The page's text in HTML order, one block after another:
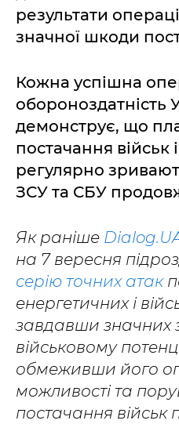
результати
значної шкоди
Кожна успішна
обороноздатність
демонструє, що
постачання військ
регулярно
ЗСУ та СБУ
Як раніше
на 7 вересня
серію точних атак
енергетичних і
завдавши значних
військовому
обмеживши його
можливості та
постачання військ